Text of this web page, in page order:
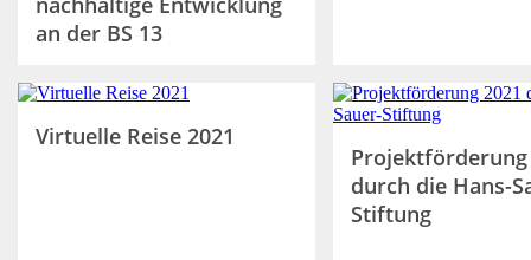
an der BS 13
Virtuelle Reise 2021
Projektförderung
durch die Hans-
Stiftung